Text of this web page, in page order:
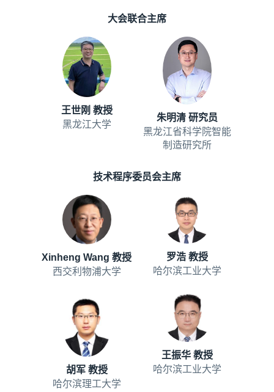
大会联合主席
王世刚 教授
黑龙江大学
朱明清 研究员
黑龙江省科学院智能
制造研究所
技术程序委员会主席
Xinheng Wang 教授
西交利物浦大学
罗浩 教授
哈尔滨工业大学
胡军 教授
哈尔滨理工大学
王振华 教授
哈尔滨工业大学